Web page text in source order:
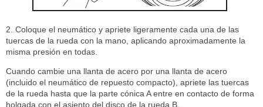
2. Coloque el neumático y apriete ligeramente cada una de las
tuercas de la rueda con la mano, aplicando aproximadamente la
misma presión en todas.
Cuando cambie una llanta de acero por una llanta de acero
(incluido el neumático de repuesto compacto), apriete las tuercas
de la rueda hasta que la parte cónica A entre en contacto de forma
holgada con el asiento del disco de la rueda B.